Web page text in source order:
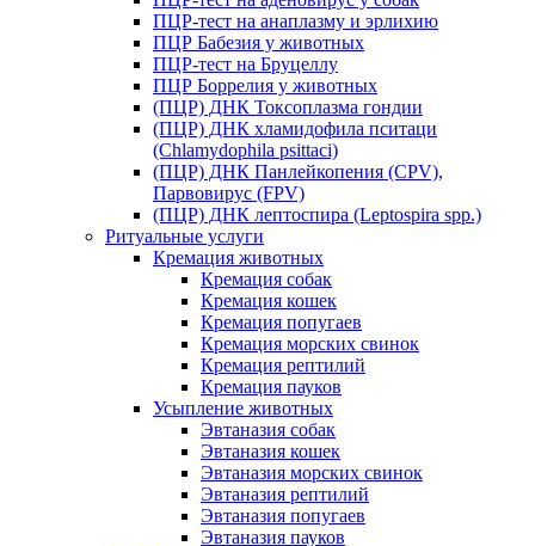
ПЦР-тест на анаплазму и эрлихию
ПЦР Бабезия у животных
ПЦР-тест на Бруцеллу
ПЦР Боррелия у животных
(ПЦР) ДНК Токсоплазма гондии
(ПЦР) ДНК хламидофила пситаци
(Chlamydophila psittaci)
(ПЦР) ДНК Панлейкопения (CPV),
Парвовирус (FPV)
(ПЦР) ДНК лептоспира (Leptospira spp.)
Ритуальные услуги
Кремация животных
Кремация собак
Кремация кошек
Кремация попугаев
Кремация морских свинок
Кремация рептилий
Кремация пауков
Усыпление животных
Эвтаназия собак
Эвтаназия кошек
Эвтаназия морских свинок
Эвтаназия рептилий
Эвтаназия попугаев
Эвтаназия пауков